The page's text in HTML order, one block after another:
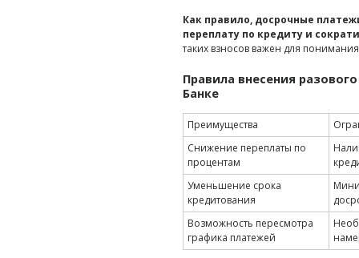
Как правило, досрочные
переплату по кредиту и
таких взносов важен для
Правила внесения
Банке
Преимущества
Снижение переплаты по
процентам
Уменьшение срока
кредитования
Возможность пересмотра
графика платежей